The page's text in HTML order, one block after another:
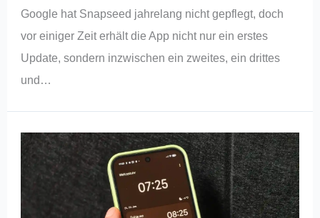
Google hat Snapseed jahrelang nicht gepflegt, doch
vor einiger Zeit erhält die App nicht nur ein erstes
Update, sondern inzwischen ein zweites, ein drittes
und…